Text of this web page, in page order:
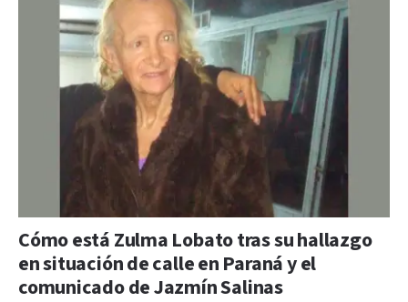
Cómo está Zulma Lobato tras su hallazgo
en situación de calle en Paraná y el
comunicado de Jazmín Salinas